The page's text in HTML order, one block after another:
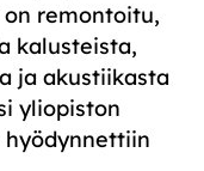
remontoitu,
kalusteista,
ja akustiikasta
yliopiston